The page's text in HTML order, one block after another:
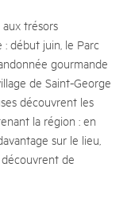
aux trésors
: début juin, le Parc
gourmande
de Saint-George
découvrent les
la région : en
sur le lieu,
de